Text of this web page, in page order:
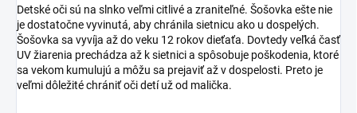
Detské oči sú na slnko veľmi citlivé a zraniteľné. Šošovka ešte nie
je dostatočne vyvinutá, aby chránila sietnicu ako u dospelých.
Šošovka sa vyvíja až do veku 12 rokov dieťaťa. Dovtedy veľká časť
UV žiarenia prechádza až k sietnici a spôsobuje poškodenia, ktoré
sa vekom kumulujú a môžu sa prejaviť až v dospelosti. Preto je
veľmi dôležité chrániť oči detí už od malička.